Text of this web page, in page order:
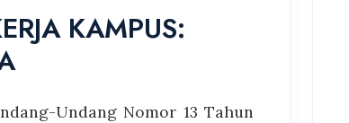
KAMPUS:
Undang Nomor 13 Tahun